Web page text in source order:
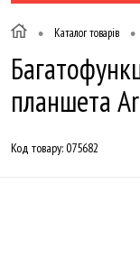
• Каталог товарів •
планшета
Код товару:075682